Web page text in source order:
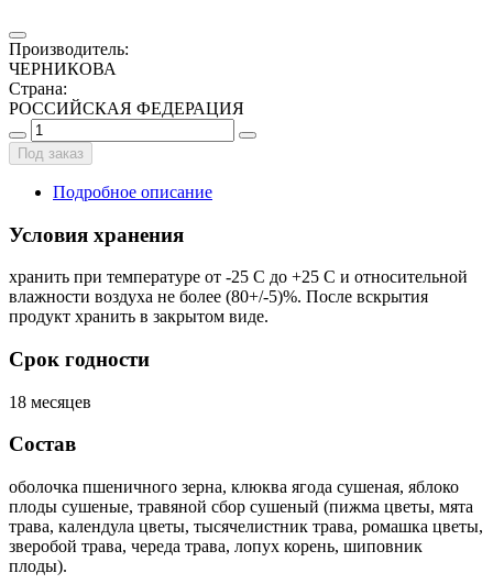
Производитель:
ЧЕРНИКОВА
Страна:
РОССИЙСКАЯ ФЕДЕРАЦИЯ
Под заказ
Подробное описание
Условия хранения
хранить при температуре от -25 С до +25 С и относительной
влажности воздуха не более (80+/-5)%. После вскрытия
продукт хранить в закрытом виде.
Срок годности
18 месяцев
Состав
оболочка пшеничного зерна, клюква ягода сушеная, яблоко
плоды сушеные, травяной сбор сушеный (пижма цветы, мята
трава, календула цветы, тысячелистник трава, ромашка цветы,
зверобой трава, череда трава, лопух корень, шиповник
плоды).